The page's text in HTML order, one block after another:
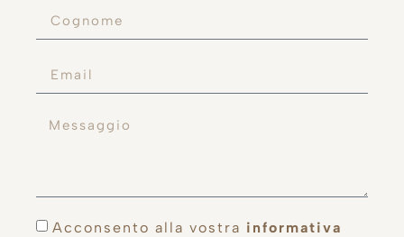
Acconsento alla vostra informativa